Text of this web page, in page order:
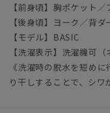
【前身頃】胸ポケット
【後身頃】ヨーク／背ダ
【モデル】BASIC
【洗濯表示】洗濯機可（
《洗濯時の脱水を短め
り干しすることで、シワ